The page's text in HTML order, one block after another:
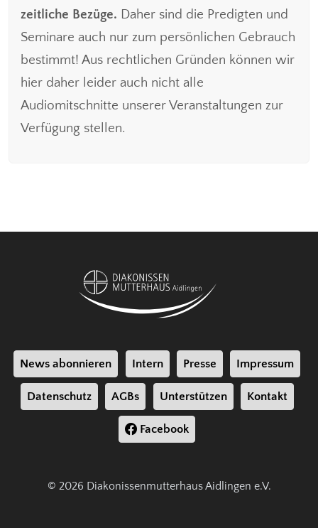
zeitliche Bezüge. Daher sind die Predigten und
Seminare auch nur zum persönlichen Gebrauch
bestimmt! Aus rechtlichen Gründen können wir
hier daher leider auch nicht alle
Audiomitschnitte unserer Veranstaltungen zur
Verfügung stellen.
News abonnieren Intern Presse Impressum
Datenschutz AGBs Unterstützen Kontakt
Facebook
© 2026 Diakonissenmutterhaus Aidlingen e.V.